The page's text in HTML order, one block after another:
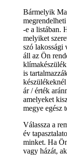
Bármelyik
-e a listában.
melyiket
szó lakossági
áll az Ön
is
ár / érték
amelyeket
megye egész
Válassza a
év
minket. Ha
vagy házát,